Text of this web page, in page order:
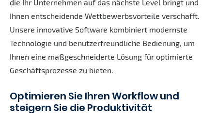
die Ihr Unternehmen auf das nächste Level bringt und
Ihnen entscheidende Wettbewerbsvorteile verschafft.
Unsere innovative Software kombiniert modernste
Technologie und benutzerfreundliche Bedienung, um
Ihnen eine maßgeschneiderte Lösung für optimierte
Geschäftsprozesse zu bieten.
Optimieren Sie Ihren Workflow und
steigern Sie die Produktivität